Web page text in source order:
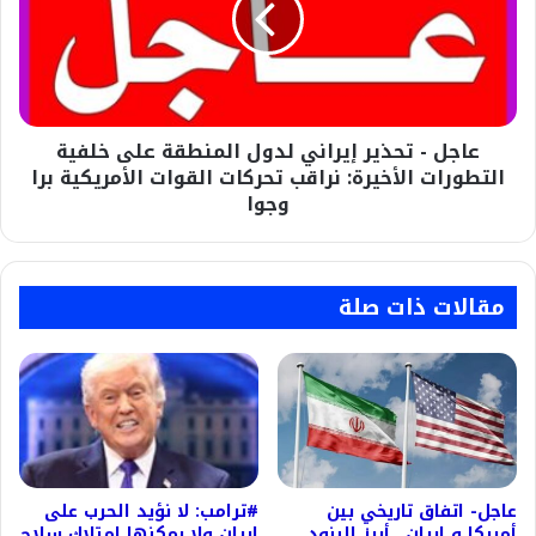
المنطقة
التطورات
الأخيرة:
نراقب
الأمريكية
وجوا
عاجل - تحذير إيراني لدول المنطقة على خلفية
التطورات الأخيرة: نراقب تحركات القوات الأمريكية برا
وجوا
مقالات ذات صلة
عاجل- اتفاق تاريخي بين #ترامب: لا نؤيد الحرب على